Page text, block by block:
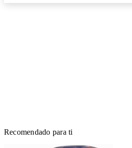
Recomendado para ti